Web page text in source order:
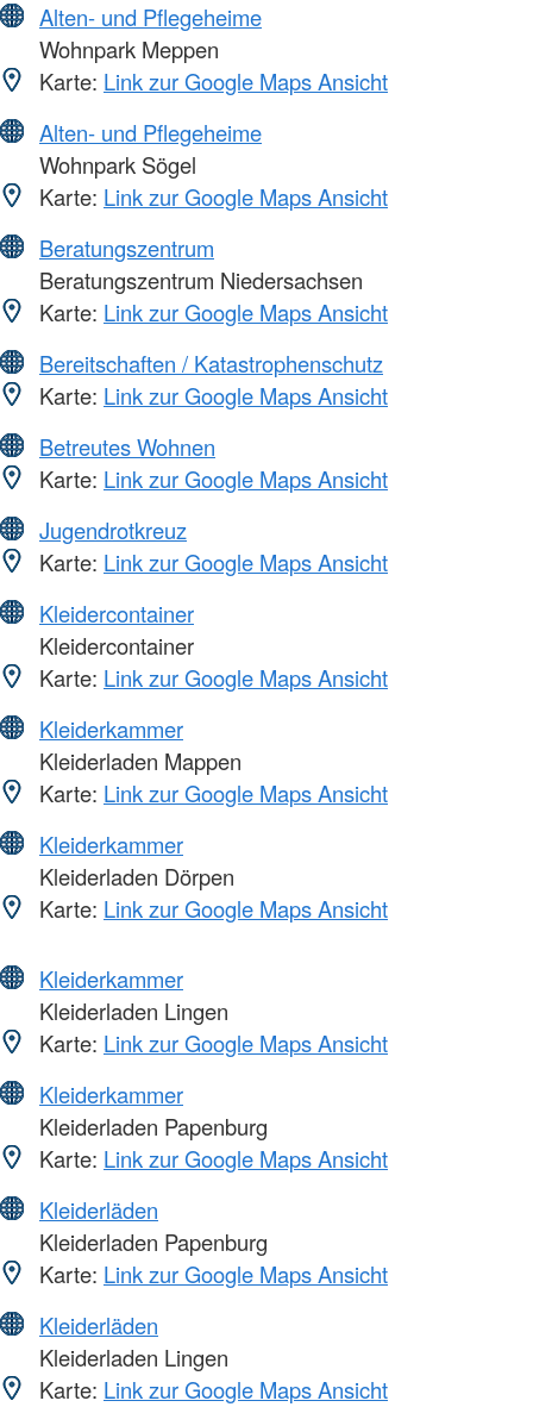
Alten- und Pflegeheime
Wohnpark Meppen
Karte: Link zur Google Maps Ansicht
Alten- und Pflegeheime
Wohnpark Sögel
Karte: Link zur Google Maps Ansicht
Beratungszentrum
Beratungszentrum Niedersachsen
Karte: Link zur Google Maps Ansicht
Bereitschaften / Katastrophenschutz
Karte: Link zur Google Maps Ansicht
Betreutes Wohnen
Karte: Link zur Google Maps Ansicht
Jugendrotkreuz
Karte: Link zur Google Maps Ansicht
Kleidercontainer
Kleidercontainer
Karte: Link zur Google Maps Ansicht
Kleiderkammer
Kleiderladen Mappen
Karte: Link zur Google Maps Ansicht
Kleiderkammer
Kleiderladen Dörpen
Karte: Link zur Google Maps Ansicht
Kleiderkammer
Kleiderladen Lingen
Karte: Link zur Google Maps Ansicht
Kleiderkammer
Kleiderladen Papenburg
Karte: Link zur Google Maps Ansicht
Kleiderläden
Kleiderladen Papenburg
Karte: Link zur Google Maps Ansicht
Kleiderläden
Kleiderladen Lingen
Karte: Link zur Google Maps Ansicht